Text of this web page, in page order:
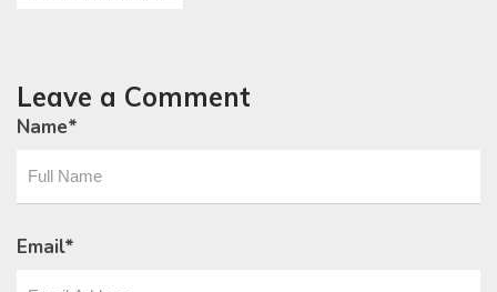
Leave a Comment
Name*
Email*